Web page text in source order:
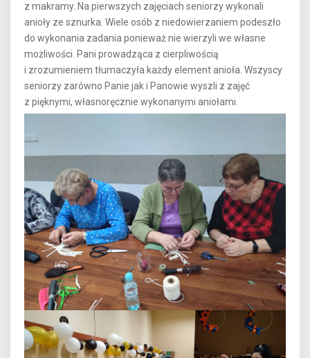
z makramy. Na pierwszych zajęciach seniorzy wykonali
anioły ze sznurka. Wiele osób z niedowierzaniem podeszło
do wykonania zadania ponieważ nie wierzyli we własne
możliwości. Pani prowadząca z cierpliwością
i zrozumieniem tłumaczyła każdy element anioła. Wszyscy
seniorzy zarówno Panie jak i Panowie wyszli z zajęć
z pięknymi, własnoręcznie wykonanymi aniołami.